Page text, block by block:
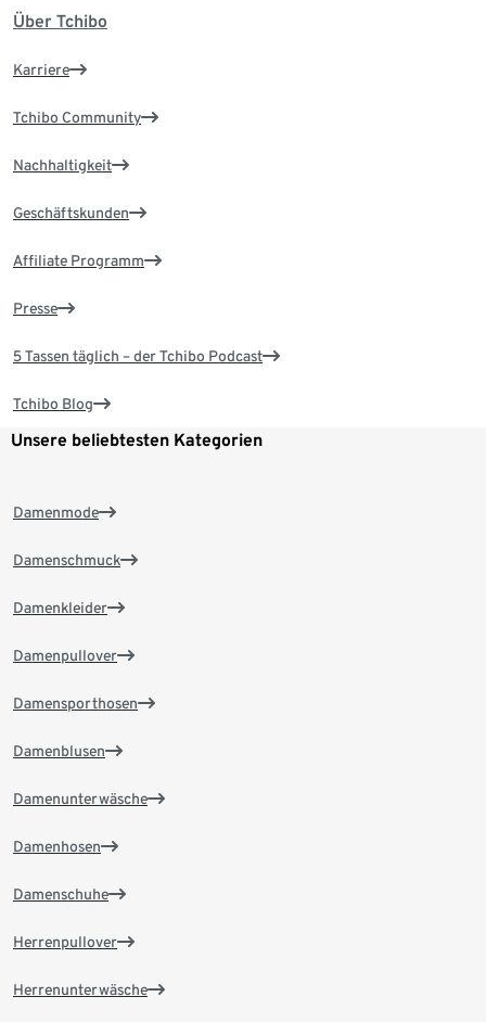
Über Tchibo
Karriere
Tchibo Community
Nachhaltigkeit
Geschäftskunden
Affiliate Programm
Presse
5 Tassen täglich – der Tchibo Podcast
Tchibo Blog
Unsere beliebtesten Kategorien
Damenmode
Damenschmuck
Damenkleider
Damenpullover
Damensporthosen
Damenblusen
Damenunterwäsche
Damenhosen
Damenschuhe
Herrenpullover
Herrenunterwäsche